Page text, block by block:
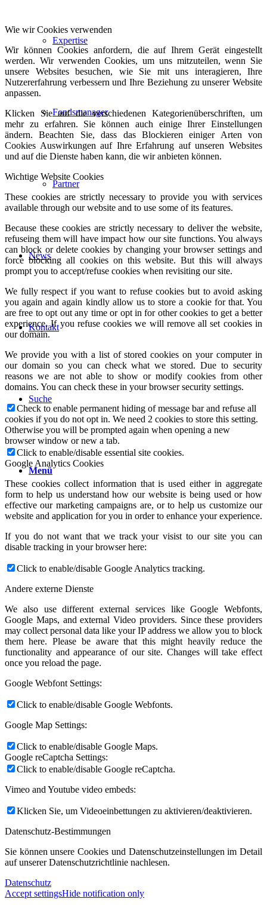
Expertise
Fondsmanager
Partner
News
Kontakt
Suche
Menü
Wie wir Cookies verwenden
Wir können Cookies anfordern, die auf Ihrem Gerät eingestellt
werden. Wir verwenden Cookies, um uns mitzuteilen, wenn Sie
unsere Websites besuchen, wie Sie mit uns interagieren, Ihre
Nutzererfahrung verbessern und Ihre Beziehung zu unserer Website
anpassen.
Klicken Sie auf die verschiedenen Kategorienüberschriften, um
mehr zu erfahren. Sie können auch einige Ihrer Einstellungen
ändern. Beachten Sie, dass das Blockieren einiger Arten von
Cookies Auswirkungen auf Ihre Erfahrung auf unseren Websites
und auf die Dienste haben kann, die wir anbieten können.
Wichtige Website Cookies
These cookies are strictly necessary to provide you with services
available through our website and to use some of its features.
Because these cookies are strictly necessary to deliver the website,
refuseing them will have impact how our site functions. You always
can block or delete cookies by changing your browser settings and
force blocking all cookies on this website. But this will always
prompt you to accept/refuse cookies when revisiting our site.
We fully respect if you want to refuse cookies but to avoid asking
you again and again kindly allow us to store a cookie for that. You
are free to opt out any time or opt in for other cookies to get a better
experience. If you refuse cookies we will remove all set cookies in
our domain.
We provide you with a list of stored cookies on your computer in
our domain so you can check what we stored. Due to security
reasons we are not able to show or modify cookies from other
domains. You can check these in your browser security settings.
Check to enable permanent hiding of message bar and refuse all
cookies if you do not opt in. We need 2 cookies to store this setting.
Otherwise you will be prompted again when opening a new
browser window or new a tab.
Click to enable/disable essential site cookies.
Google Analytics Cookies
These cookies collect information that is used either in aggregate
form to help us understand how our website is being used or how
effective our marketing campaigns are, or to help us customize our
website and application for you in order to enhance your experience.
If you do not want that we track your visist to our site you can
disable tracking in your browser here:
Click to enable/disable Google Analytics tracking.
Andere externe Dienste
We also use different external services like Google Webfonts,
Google Maps, and external Video providers. Since these providers
may collect personal data like your IP address we allow you to block
them here. Please be aware that this might heavily reduce the
functionality and appearance of our site. Changes will take effect
once you reload the page.
Google Webfont Settings:
Click to enable/disable Google Webfonts.
Google Map Settings:
Click to enable/disable Google Maps.
Google reCaptcha Settings:
Click to enable/disable Google reCaptcha.
Vimeo and Youtube video embeds:
Klicken Sie, um Videoeinbettungen zu aktivieren/deaktivieren.
Datenschutz-Bestimmungen
Sie können unsere Cookies und Datenschutzeinstellungen im Detail
auf unserer Datenschutzrichtlinie nachlesen.
Datenschutz
Accept settingsHide notification only